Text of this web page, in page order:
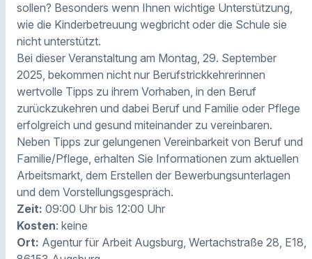
sollen? Besonders wenn Ihnen wichtige Unterstützung,
wie die Kinderbetreuung wegbricht oder die Schule sie
nicht unterstützt.
Bei dieser Veranstaltung am Montag, 29. September
2025, bekommen nicht nur Berufstrickkehrerinnen
wertvolle Tipps zu ihrem Vorhaben, in den Beruf
zurückzukehren und dabei Beruf und Familie oder Pflege
erfolgreich und gesund miteinander zu vereinbaren.
Neben Tipps zur gelungenen Vereinbarkeit von Beruf und
Familie/Pflege, erhalten Sie Informationen zum aktuellen
Arbeitsmarkt, dem Erstellen der Bewerbungsunterlagen
und dem Vorstellungsgespräch.
Zeit: 09:00 Uhr bis 12:00 Uhr
Kosten: keine
Ort: Agentur für Arbeit Augsburg, Wertachstraße 28, E18,